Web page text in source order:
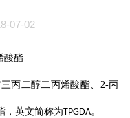
07-02
酸酯
丙二醇二丙烯酸酯、 2-丙
，英文简称为TPGDA。